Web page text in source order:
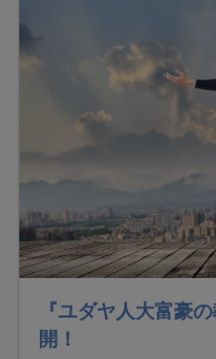
『ユダヤ人大富豪
開！